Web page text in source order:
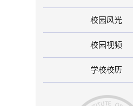
校园风光
校园视频
学校校历